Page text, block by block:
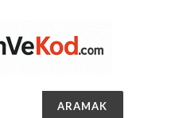
ARAMAK